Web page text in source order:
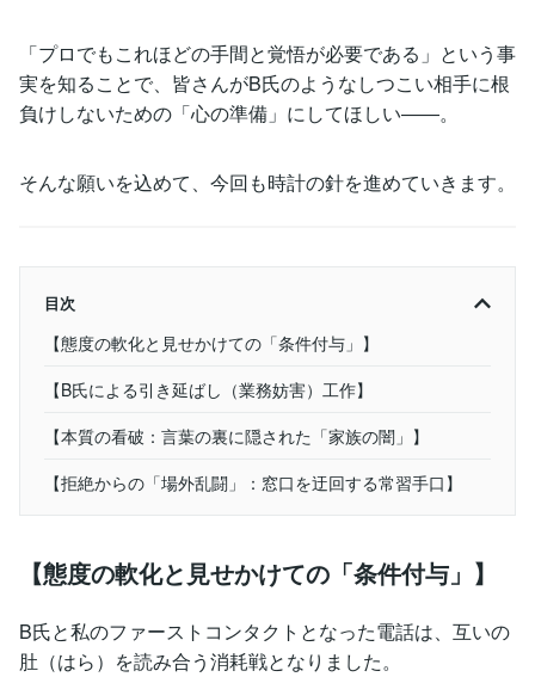
「プロでもこれほどの手間と覚悟が必要である」という事
実を知ることで、皆さんがB氏のようなしつこい相手に根
負けしないための「心の準備」にしてほしい――。
そんな願いを込めて、今回も時計の針を進めていきます。
目次
【態度の軟化と見せかけての「条件付与」】
【B氏による引き延ばし（業務妨害）工作】
【本質の看破：言葉の裏に隠された「家族の闇」】
【拒絶からの「場外乱闘」：窓口を迂回する常習手口】
【態度の軟化と見せかけての「条件付与」】
B氏と私のファーストコンタクトとなった電話は、互いの
肚（はら）を読み合う消耗戦となりました。